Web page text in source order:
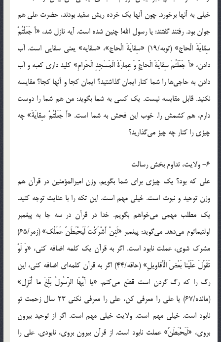
خيلي به آنها برخورد. چون آنها يك خرده ريش سفيد بودند، حضرت علي هم
جوان بود. رفتند گفتند: يا رسول الله! چنين شده است. آيه نازل شد، «أَ جَعَلْتُمْ
سِقايَةَ الْحاج‏» (توبه/19) «سِقايَةَ الْحاج»، «سقايه» يعني سقايي است. آب
دادن، «أَ جَعَلْتُمْ سِقايَةَ الْحاجِّ وَ عِمارَةَ الْمَسْجِدِ الْحَرامِ» كليد داري كعبه و آب
دادن به حاجي‌ها را شما كنار ايمان گذاشتيد؟ ايمان كجا و آنها كجا؟ مقايسه
نكنيد. قابل مقايسه نيست. يك كسي به شما بگويد: من هم شما را دوست
دارم، هم كشمش را. خوب اين فحش به شما است. «أَ جَعَلْتُمْ سِقايَةَ» چه
چيزي را كنار چه چيز مي‌گذاريد؟
6- ولايت، تداوم بخش رسالت
علي كه بود؟ يك چيزي براي شما بگويم. وزن اميرالمؤمنين در قرآن هم
وزن توحيد و نبوت است. خيلي مهم است. اين تكه را با عنايت توجه كنيد.
يك مطلب مهمي مي‌‌خواهم بگويم. خدا در قرآن در سه جا به پيغمبر
اولتيماتوم مي‌دهد. مي‌گويد: پيغمبر «لَئِنْ أَشْرَكْتَ لَيَحْبَطَنَّ عَمَلُك‏» (زمر/65)
مشرك شوي، عملت نابود است. اگر به قرآن يك كلمه اضافه كني، «وَ لَوْ
تَقَوَّلَ عَلَيْنا بَعْضَ الْأَقاويلِ» (حاقه/44) اگر به قرآن كلمه‌اي اضافه كني، اين
رگ را كه رگ گردن است قطع مي‌كنم. «يا أَيُّهَا الرَّسُولُ بَلِّغْ ما أُنْزِل»
(مائده/67) يا علي را معرفي كن، علي را معرفي نكني 23 سال زحمت تو
نابود است. خيلي مهم است. ولايت خيلي مهم است. اگر از توحيد بيرون
بروي، «لَيَحْبَطَنَّ» عملت نابود است. از قرآن بيرون بروي، نابودي. علي را